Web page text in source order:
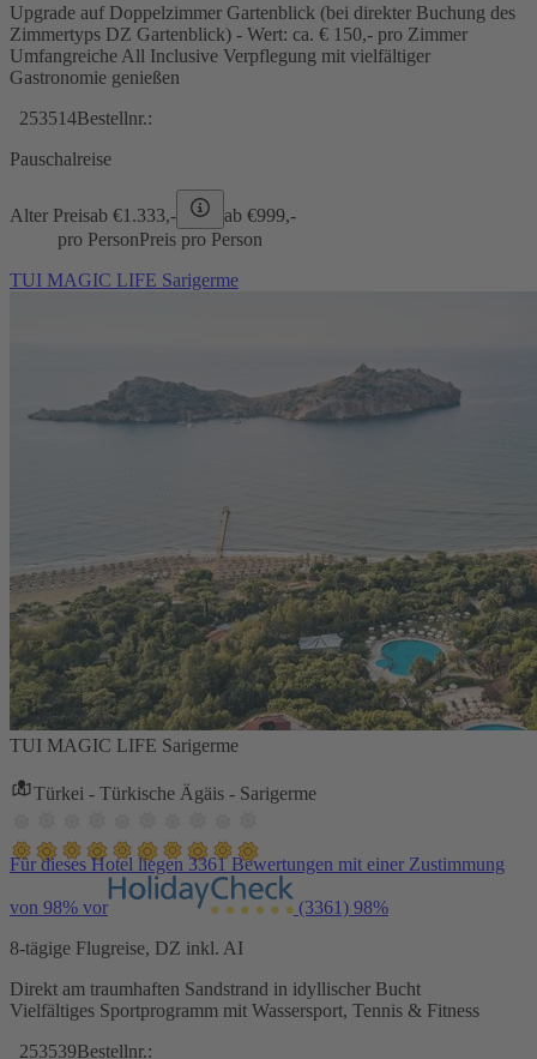
Upgrade auf Doppelzimmer Gartenblick (bei direkter Buchung des
Zimmertyps DZ Gartenblick) - Wert: ca. € 150,- pro Zimmer
Umfangreiche All Inclusive Verpflegung mit vielfältiger
Gastronomie genießen
253514Bestellnr.:
Pauschalreise
Alter Preisab €1.333,- ab €999,-
pro PersonPreis pro Person
TUI MAGIC LIFE Sarigerme
TUI MAGIC LIFE Sarigerme
Türkei - Türkische Ägäis - Sarigerme
Für dieses Hotel liegen 3361 Bewertungen mit einer Zustimmung
von 98% vor (3361) 98%
8-tägige Flugreise, DZ inkl. AI
Direkt am traumhaften Sandstrand in idyllischer Bucht
Vielfältiges Sportprogramm mit Wassersport, Tennis & Fitness
253539Bestellnr.: